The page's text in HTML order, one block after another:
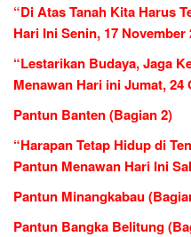
“Di Atas Tanah Kita Harus
Hari Ini Senin, 17 November
“Lestarikan Budaya, Jaga
Menawan Hari ini Jumat, 24
Pantun Banten (Bagian 2)
“Harapan Tetap Hidup di
Pantun Menawan Hari Ini
Pantun Minangkabau
Pantun Bangka Belitung